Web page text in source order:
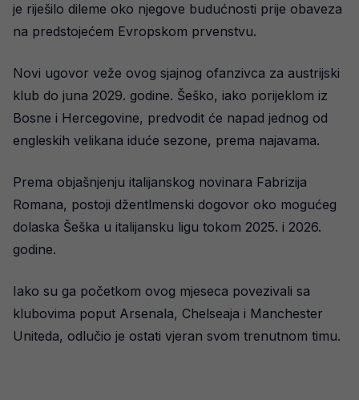
je riješilo dileme oko njegove budućnosti prije obaveza
na predstojećem Evropskom prvenstvu.
Novi ugovor veže ovog sjajnog ofanzivca za austrijski
klub do juna 2029. godine. Šeško, iako porijeklom iz
Bosne i Hercegovine, predvodit će napad jednog od
engleskih velikana iduće sezone, prema najavama.
Prema objašnjenju italijanskog novinara Fabrizija
Romana, postoji džentlmenski dogovor oko mogućeg
dolaska Šeška u italijansku ligu tokom 2025. i 2026.
godine.
Iako su ga početkom ovog mjeseca povezivali sa
klubovima poput Arsenala, Chelseaja i Manchester
Uniteda, odlučio je ostati vjeran svom trenutnom timu.